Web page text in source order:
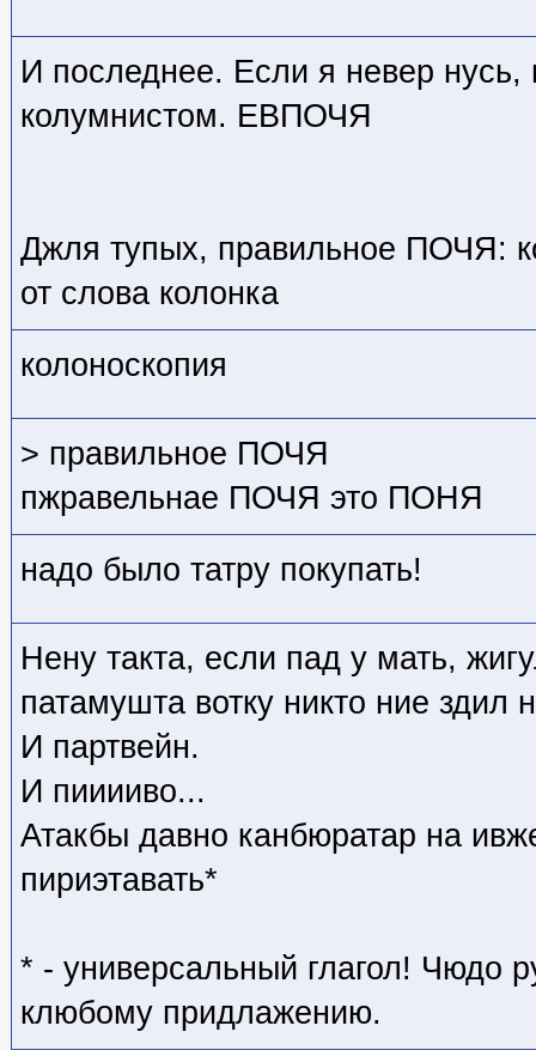
И последнее. Если я невер нусь,
колумнистом. ЕВПОЧЯ
Джля тупых, правильное ПОЧЯ:
от слова колонка
колоноскопия
> правильное ПОЧЯ
пжравельнае ПОЧЯ это ПОНЯ
надо было татру покупать!
Нену такта, если пад у мать,
патамушта вотку никто ние здил
И партвейн.
И пииииво...
Атакбы давно канбюратар на
пириэтавать*
* - универсальный глагол! Чюдо
клюбому придлажению.